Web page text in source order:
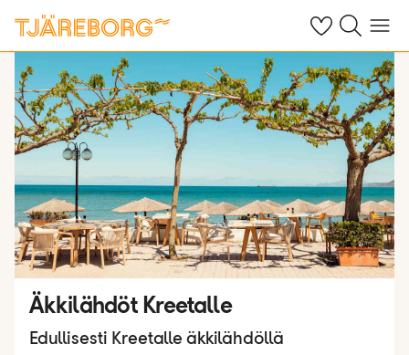
OmatHaku Valikko
Äkkilähdöt Kreetalle
Edullisesti Kreetalle äkkilähdöllä